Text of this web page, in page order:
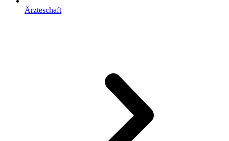
Ärzteschaft